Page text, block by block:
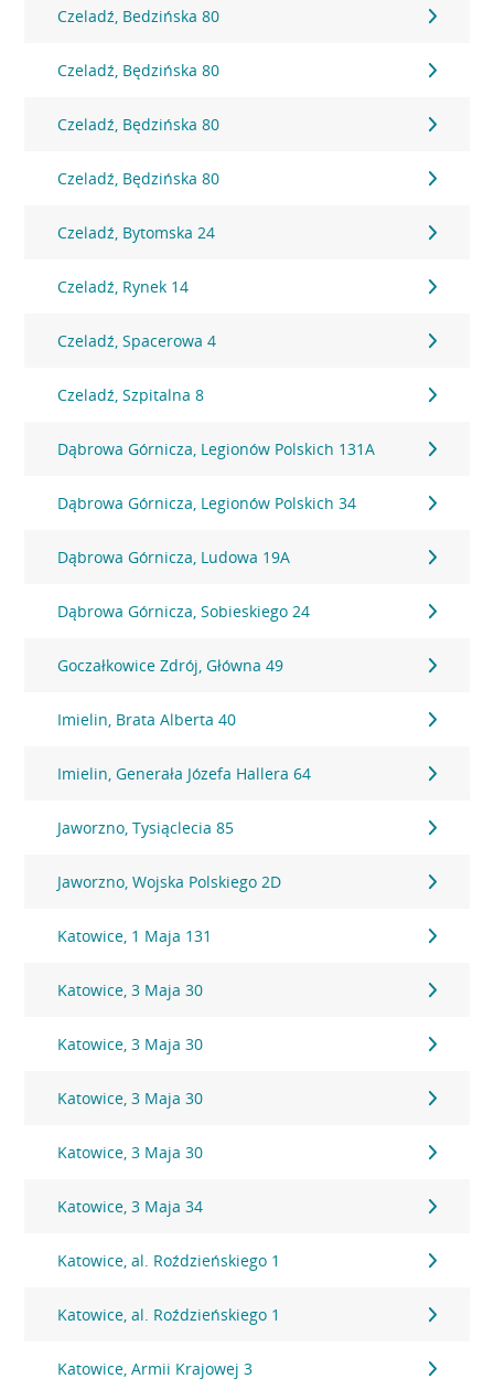
Czeladź, Bedzińska 80
Czeladź, Będzińska 80
Czeladź, Będzińska 80
Czeladź, Będzińska 80
Czeladź, Bytomska 24
Czeladź, Rynek 14
Czeladź, Spacerowa 4
Czeladź, Szpitalna 8
Dąbrowa Górnicza, Legionów Polskich 131A
Dąbrowa Górnicza, Legionów Polskich 34
Dąbrowa Górnicza, Ludowa 19A
Dąbrowa Górnicza, Sobieskiego 24
Goczałkowice Zdrój, Główna 49
Imielin, Brata Alberta 40
Imielin, Generała Józefa Hallera 64
Jaworzno, Tysiąclecia 85
Jaworzno, Wojska Polskiego 2D
Katowice, 1 Maja 131
Katowice, 3 Maja 30
Katowice, 3 Maja 30
Katowice, 3 Maja 30
Katowice, 3 Maja 30
Katowice, 3 Maja 34
Katowice, al. Roździeńskiego 1
Katowice, al. Roździeńskiego 1
Katowice, Armii Krajowej 3